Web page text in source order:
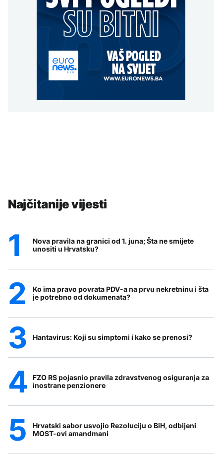
Najčitanije vijesti
Nova pravila na granici od 1. juna; Šta ne smijete
unositi u Hrvatsku?
Ko ima pravo povrata PDV-a na prvu nekretninu i šta
je potrebno od dokumenata?
Hantavirus: Koji su simptomi i kako se prenosi?
FZO RS pojasnio pravila zdravstvenog osiguranja za
inostrane penzionere
Hrvatski sabor usvojio Rezoluciju o BiH, odbijeni
MOST-ovi amandmani